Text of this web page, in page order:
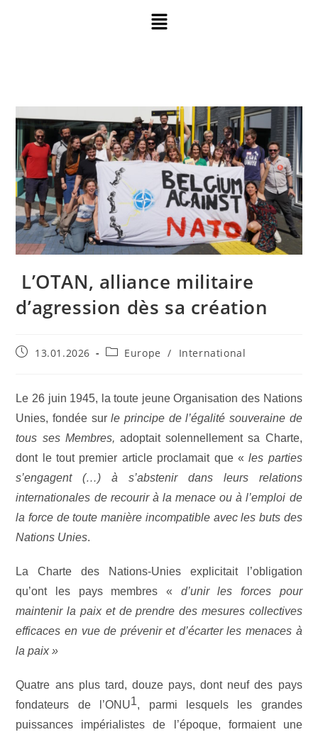
L’OTAN, alliance militaire
d’agression dès sa création
13.01.2026 Europe / International
Le 26 juin 1945, la toute jeune Organisation des Nations
Unies, fondée surle principe de l’égalité souveraine de
tous ses Membres, adoptait solennellement sa Charte,
dont le tout premier article proclamait que «les parties
s’engagent (…) à s’abstenir dans leurs relations
internationales de recourir à la menace ou à l’emploi de
la force de toute manière incompatible avec les buts des
Nations Unies.
La Charte des Nations-Unies explicitait l’obligation
qu’ont les pays membres « d’unir les forces pour
maintenir la paix et de prendre des mesures collectives
efficaces en vue de prévenir et d’écarter les menaces à
la paix »
Quatre ans plus tard, douze pays, dont neuf des pays
fondateurs de l’ONU1, parmi lesquels les grandes
puissances impérialistes de l’époque, formaient une